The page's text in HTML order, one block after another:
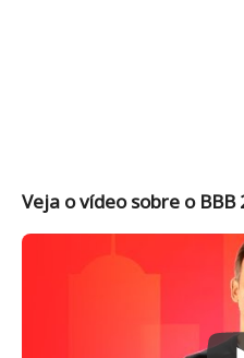
Veja o vídeo sobre o